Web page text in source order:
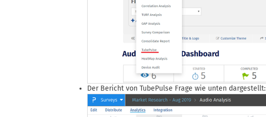
Der Bericht von TubePulse Frage wie unten dargestellt: